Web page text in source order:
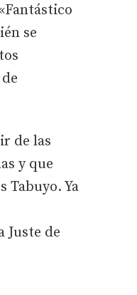
se
de las
y que
Ya
Juste de